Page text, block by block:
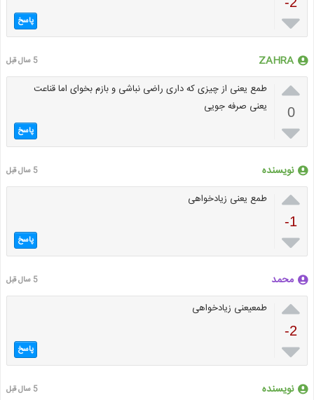
 پاسخ
ZAHRA 5 سال قبل

0

طمع یعنی از چیزی که داری راضی نباشی و بازم بخوای اما قناعت
یعنی صرفه جویی
پاسخ
نویسنده 5 سال قبل

-1

طمع یعنی زیادخواهی
پاسخ
محمد 5 سال قبل

-2

طمعیعنی زیادخواهی
پاسخ
نویسنده 5 سال قبل